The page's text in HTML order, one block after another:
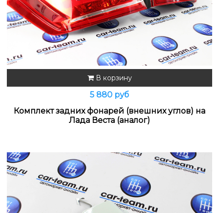
В корзину
5 880 руб
Комплект задних фонарей (внешних углов) на
Лада Веста (аналог)